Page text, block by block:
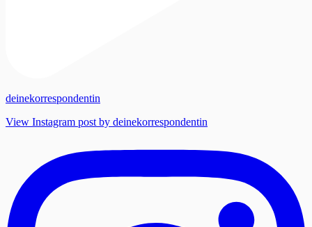
deinekorrespondentin
View Instagram post by deinekorrespondentin